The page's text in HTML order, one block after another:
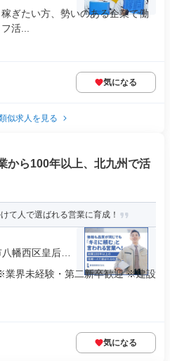
ぎたい方、勢いのある企業で働
活...
気になる
似求人を見る
から100年以上、北九州で活
て人で選ばれる営業に育成！
幡西区皇后崎
業界未経験・第二新卒歓迎 ※建設
気になる